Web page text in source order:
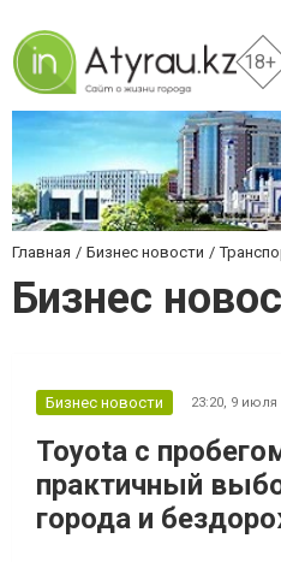
18+
Главная Бизнес новости
Бизнес
Бизнес новости 23:20, 9 июля
Toyota с
практичный
города и